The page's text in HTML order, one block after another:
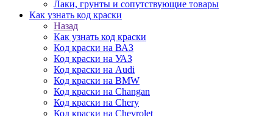
Лаки, грунты и сопутствующие товары
Как узнать код краски
Назад
Как узнать код краски
Код краски на ВАЗ
Код краски на УАЗ
Код краски на Audi
Код краски на BMW
Код краски на Changan
Код краски на Chery
Код краски на Chevrolet